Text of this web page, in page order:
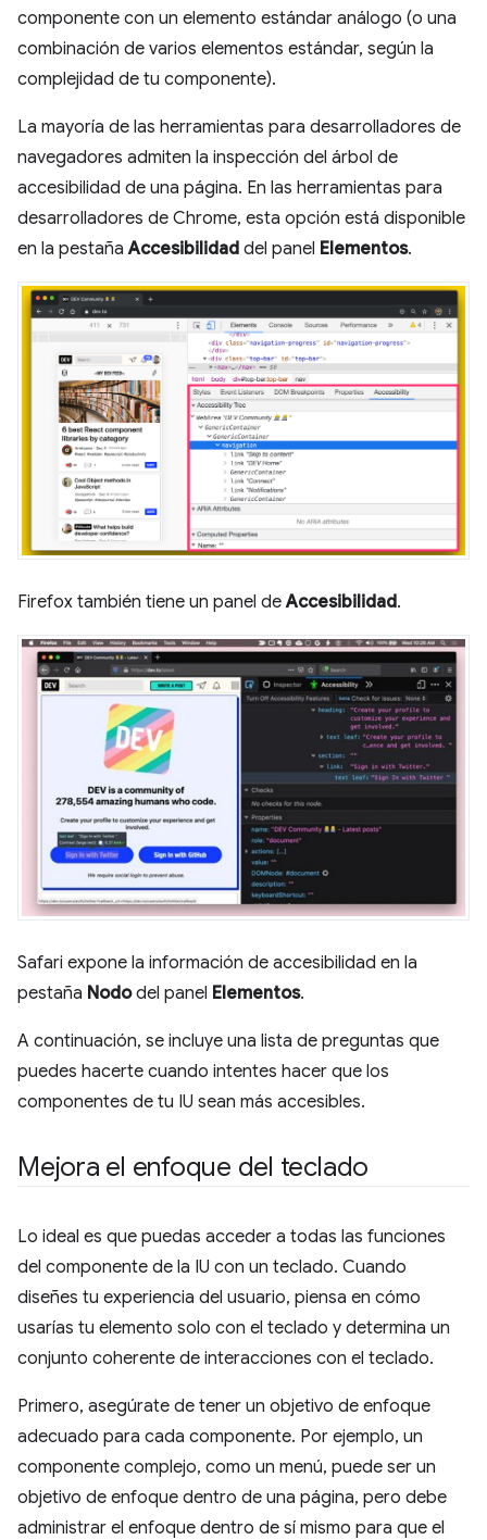
componente con un elemento estándar análogo (o una
combinación de varios elementos estándar, según la
complejidad de tu componente).
La mayoría de las herramientas para desarrolladores de
navegadores admiten la inspección del árbol de
accesibilidad de una página. En las herramientas para
desarrolladores de Chrome, esta opción está disponible
en la pestañaAccesibilidad del panel Elementos.
Firefox también tiene un panel deAccesibilidad.
Safari expone la información de accesibilidad en la
pestaña Nododel panel Elementos.
A continuación, se incluye una lista de preguntas que
puedes hacerte cuando intentes hacer que los
componentes de tu IU sean más accesibles.
Mejora el enfoque del teclado
Lo ideal es que puedas acceder a todas las funciones
del componente de la IU con un teclado. Cuando
diseñes tu experiencia del usuario, piensa en cómo
usarías tu elemento solo con el teclado y determina un
conjunto coherente de interacciones con el teclado.
Primero, asegúrate de tener un objetivo de enfoque
adecuado para cada componente. Por ejemplo, un
componente complejo, como un menú, puede ser un
objetivo de enfoque dentro de una página, pero debe
administrar el enfoque dentro de sí mismo para que el